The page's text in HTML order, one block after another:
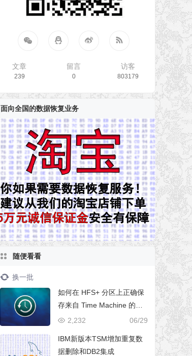
文章
239
留言
0
访客
803179
面向全国的数据恢复业务
随便看看
换一批
如何在 HFS+ 分区上正确保
存来自 Time Machine 的数
据
06/29
2,232
IBM新版本TSM增加重复数
据删除和DB2集成